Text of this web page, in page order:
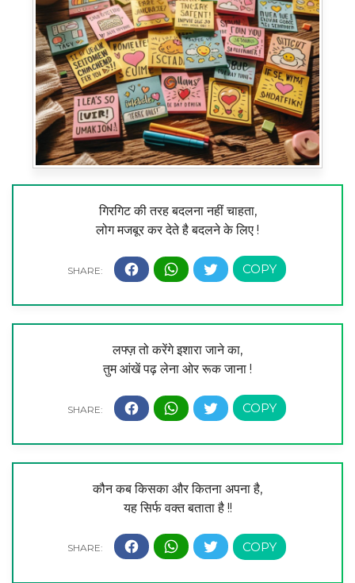
गिरगिट की तरह बदलना नहीं चाहता,
लोग मजबूर कर देते है बदलने के लिए !
लफ्ज़ तो करेंगे इशारा जाने का,
तुम आंखें पढ़ लेना ओर रूक जाना !
कौन कब किसका और कितना अपना है,
यह सिर्फ वक्त बताता है !!